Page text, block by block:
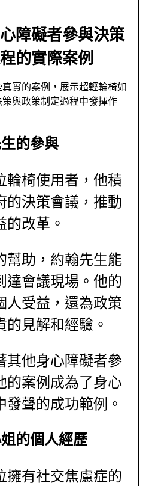
障礙者參與決策
的實際案例
實的案例，展示超輕輪椅如
與政策制定過程中發揮作
的參與
輪椅使用者，他積
的決策會議，推動
改革。
幫助，約翰先生能
達會議現場。他的
人受益，還為政策
見解和經驗。
其他身心障礙者參
的案例成為了身心
聲的成功範例。
的個人經歷
擁有社交焦慮症的